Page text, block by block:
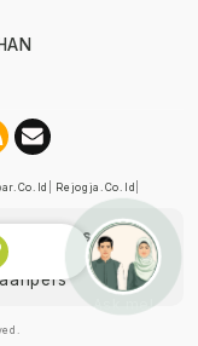
Rejogja.co.id
Pers
K/XII/2022
Ask me!